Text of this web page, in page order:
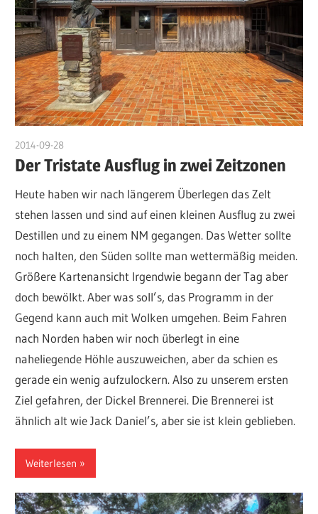
2014-09-28
Der Tristate Ausflug in zwei Zeitzonen
Heute haben wir nach längerem Überlegen das Zelt
stehen lassen und sind auf einen kleinen Ausflug zu zwei
Destillen und zu einem NM gegangen. Das Wetter sollte
noch halten, den Süden sollte man wettermäßig meiden.
Größere Kartenansicht Irgendwie begann der Tag aber
doch bewölkt. Aber was soll’s, das Programm in der
Gegend kann auch mit Wolken umgehen. Beim Fahren
nach Norden haben wir noch überlegt in eine
naheliegende Höhle auszuweichen, aber da schien es
gerade ein wenig aufzulockern. Also zu unserem ersten
Ziel gefahren, der Dickel Brennerei. Die Brennerei ist
ähnlich alt wie Jack Daniel’s, aber sie ist klein geblieben.
Weiterlesen